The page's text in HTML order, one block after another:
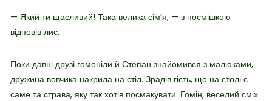
— Який ти щасливий! Така велика сімʼя, — з посмішкою
відповів лис.
Поки давні друзі гомоніли й Степан знайомився з малюками,
дружина вовчика накрила на стіл. Зрадів гість, що на столі є
саме та страва, яку так хотів посмакувати. Гомін, веселий сміх